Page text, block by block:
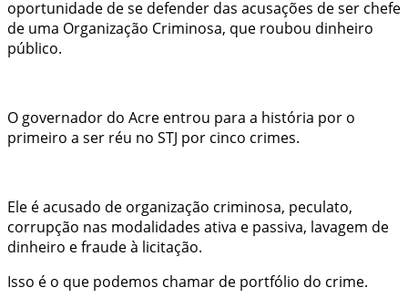
oportunidade de se defender das acusações de ser chefe
de uma Organização Criminosa, que roubou dinheiro
público.
O governador do Acre entrou para a história por o
primeiro a ser réu no STJ por cinco crimes.
Ele é acusado de organização criminosa, peculato,
corrupção nas modalidades ativa e passiva, lavagem de
dinheiro e fraude à licitação.
Isso é o que podemos chamar de portfólio do crime.